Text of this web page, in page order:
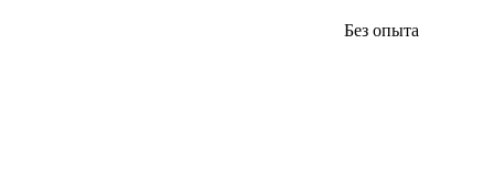
Без опыта